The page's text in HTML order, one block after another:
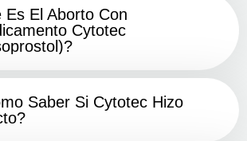
Es El Aborto Con
Cytotec
Saber Si Cytotec Hizo